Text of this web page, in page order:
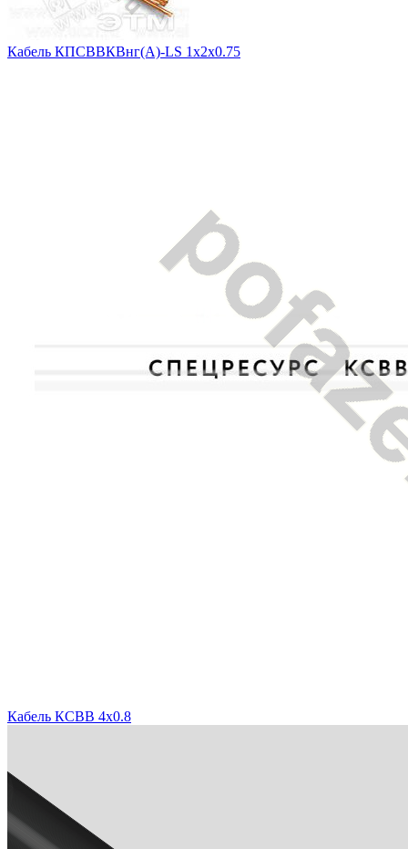
Кабель КПСВВКВнг(А)-LS 1x2x0.75
Кабель КСВВ 4x0.8